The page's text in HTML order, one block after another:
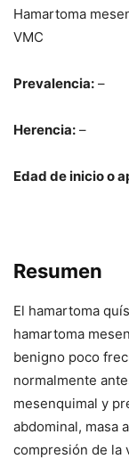
Hamartoma
VMC
Prevalencia: –
Herencia: –
Edad de inicio o
Resumen
El hamartoma
hamartoma
benigno poco
normalmente
mesenquimal y
abdominal, masa
compresión de la